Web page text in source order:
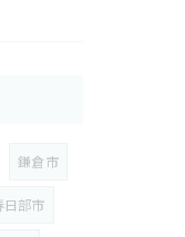
鎌倉市
日部市